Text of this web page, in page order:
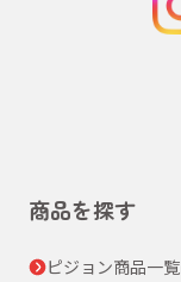
商品を探す
ピジョン商品一覧